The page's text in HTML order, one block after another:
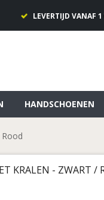
LEVERTIJD VANAF
HANDSCHOENEN
KRALEN - ZWART /